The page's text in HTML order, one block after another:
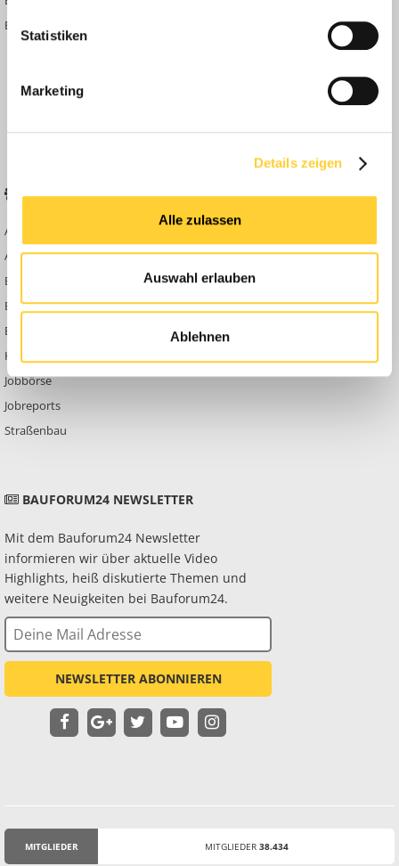
Statistiken
Marketing
Details zeigen
Alle zulassen
Auswahl erlauben
Ablehnen
Bauforum Shop
BELIEBTE FOREN
Abbruch
Ausbildung & Beruf
Bau Allgemein
Baumaschinen
Berg- & Tagebau
Hoch- & Tiefbau
Jobbörse
Jobreports
Straßenbau
KONTAKT
Werben auf
Bauforum24
Kontakt
Impressum
BAUFORUM24 NEWSLETTER
Mit dem Bauforum24 Newsletter
informieren wir über aktuelle Video
Highlights, heiß diskutierte Themen und
weitere Neuigkeiten bei Bauforum24.
NEWSLETTER ABONNIEREN
MITGLIEDER MITGLIEDER 38.434